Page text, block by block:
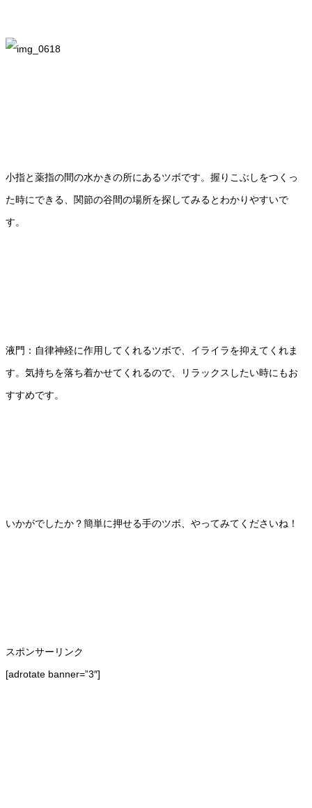
小指と薬指の間の水かきの所にあるツボです。握りこぶしをつくっ
た時にできる、関節の谷間の場所を探してみるとわかりやすいで
す。
液門：自律神経に作用してくれるツボで、イライラを抑えてくれま
す。気持ちを落ち着かせてくれるので、リラックスしたい時にもお
すすめです。
いかがでしたか？簡単に押せる手のツボ、やってみてくださいね！
スポンサーリンク
[adrotate banner=”3″]